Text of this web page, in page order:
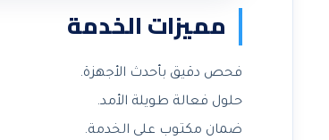
مميزات الخدمة
فحص دقيق بأحدث الأجهزة.
حلول فعالة طويلة الأمد.
ضمان مكتوب على الخدمة.